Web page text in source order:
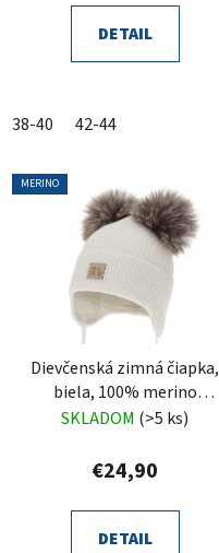
DETAIL
38-40 42-44
MERINO
Dievčenská zimná čiapka,
biela, 100% merino
vlnená, zaväzovacia,
SKLADOM (>5 ks)
€24,90
DETAIL